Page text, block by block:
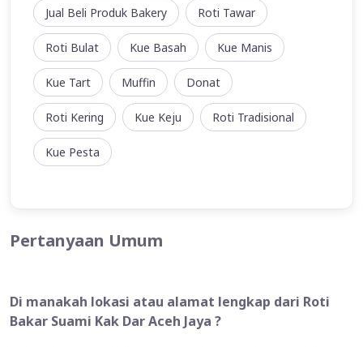
Jual Beli Produk Bakery Roti Tawar
Roti Bulat Kue Basah Kue Manis
Kue Tart Muffin Donat
Roti Kering Kue Keju Roti Tradisional
Kue Pesta
Pertanyaan Umum
Di manakah lokasi atau alamat lengkap dari Roti
Bakar Suami Kak Dar Aceh Jaya ?